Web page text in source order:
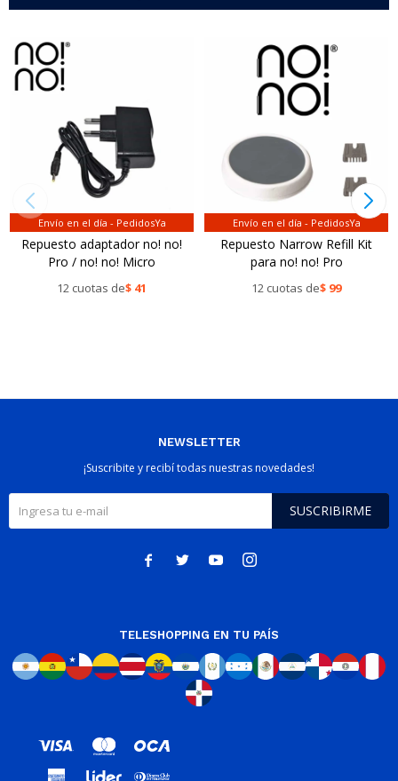
Envío en el día - PedidosYa
Repuesto adaptador no! no!
Pro / no! no! Micro
12 cuotas de$ 41
Envío en el día - PedidosYa
Repuesto Narrow Refill Kit
para no! no! Pro
12 cuotas de$ 99
NEWSLETTER
¡Suscribite y recibí todas nuestras novedades!
SUSCRIBIRME
   
TELESHOPPING EN TU PAÍS